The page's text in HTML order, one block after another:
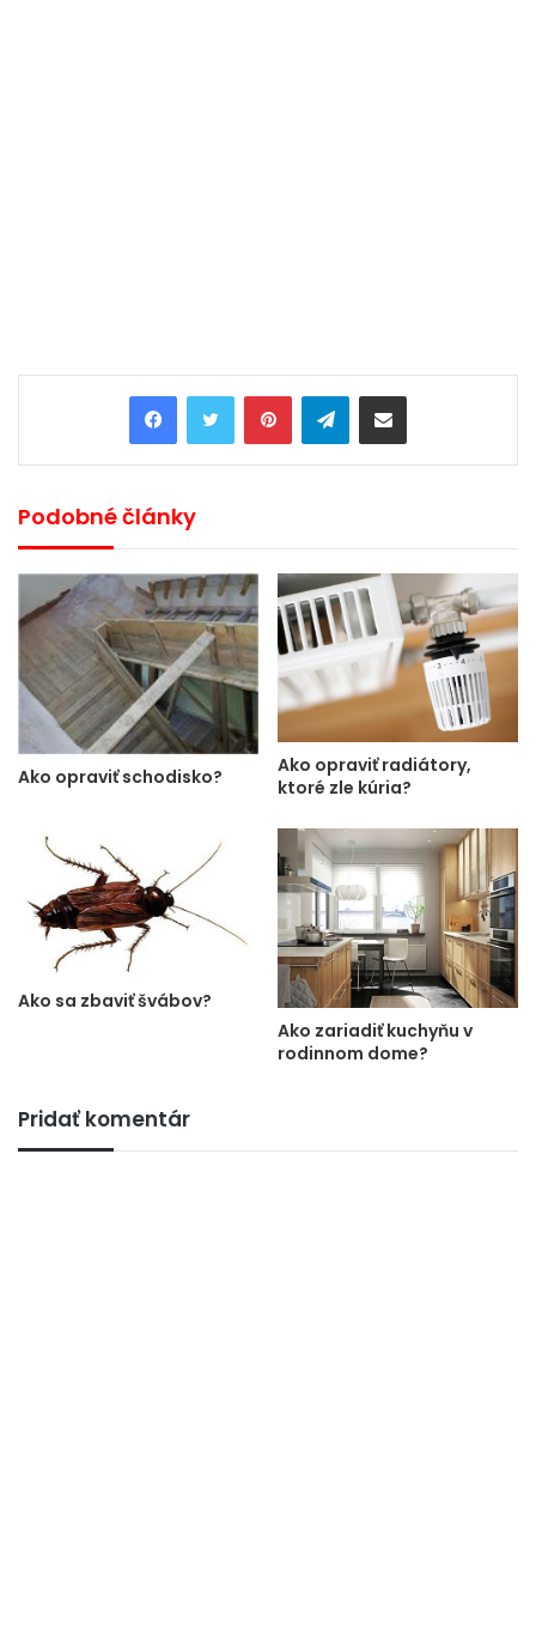
PinterestTelegramShare via Email
Podobné články
Ako opraviť schodisko?
Ako opraviť radiátory,
ktoré zle kúria?
Ako sa zbaviť švábov?
Ako zariadiť kuchyňu v
rodinnom dome?
Pridať komentár